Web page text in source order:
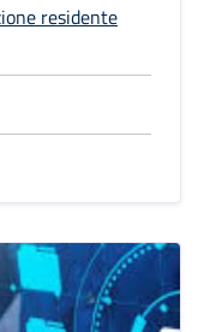
residente